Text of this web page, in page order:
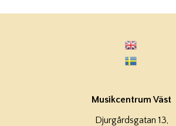
Musikcentrum Väst
Djurgårdsgatan 13,